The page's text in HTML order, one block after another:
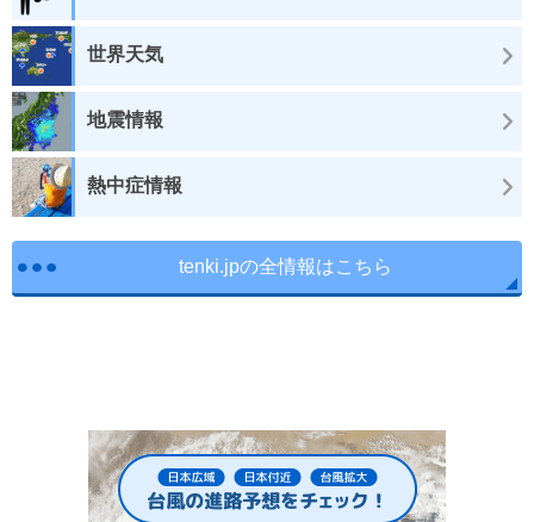
世界天気
地震情報
熱中症情報
tenki.jpの全情報はこちら